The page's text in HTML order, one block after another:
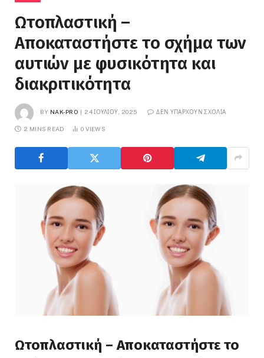
Ωτοπλαστική –
Αποκαταστήστε το σχήμα των
αυτιών με φυσικότητα και
διακριτικότητα
BY NAK-PRO 24 ΙΟΥΛΊΟΥ, 2025 ΔΕΝ ΥΠΆΡΧΟΥΝ ΣΧΌΛΙΑ
2 MINS READ 0 VIEWS
Ωτοπλαστική – Αποκαταστήστε το